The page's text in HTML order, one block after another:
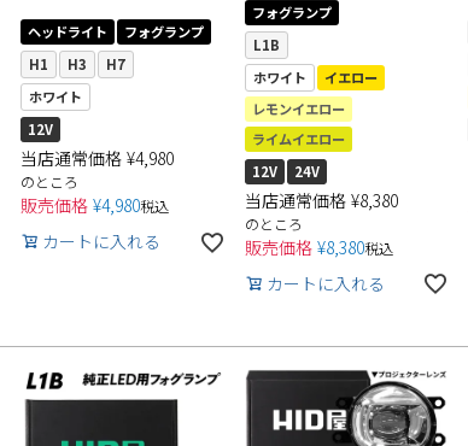
ヘッドライト
フォグランプ
H1
H3
H7
ホワイト
12V
当店通常価格 ¥4,980
のところ
販売価格 ¥4,980税込
カートに入れる
フォグランプ
L1B
ホワイト
イエロー
レモンイエロー
ライムイエロー
12V
24V
当店通常価格 ¥8,380
のところ
販売価格 ¥8,380税込
カートに入れる